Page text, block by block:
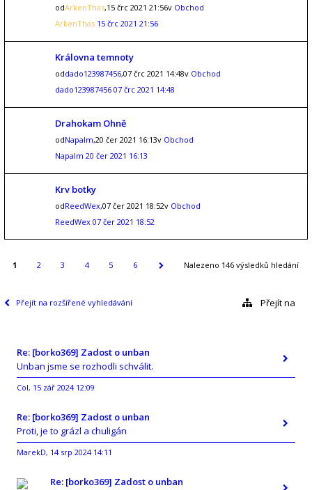
odArkenThas,15 črc 2021 21:56v Obchod
ArkenThas 15 črc 2021 21:56
Královna temnoty
oddado123987456,07 črc 2021 14:48v Obchod
dado123987456 07 črc 2021 14:48
Drahokam Ohně
odNapalm,20 čer 2021 16:13v Obchod
Napalm 20 čer 2021 16:13
Krv botky
odReedWex,07 čer 2021 18:52v Obchod
ReedWex 07 čer 2021 18:52
1 2 3 4 5 6 Nalezeno 146 výsledků hledání
Přejít na rozšířené vyhledávání Přejít na
Re: [borko369] Zadost o unban
Unban jsme se rozhodli schválit.
Col, 15 zář 2024 12:09
Re: [borko369] Zadost o unban
Proti, je to grázl a chuligán
MarekD, 14 srp 2024 14:11
Re: [borko369] Zadost o unban